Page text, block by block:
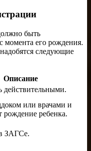
быть
момента его рождения.
следующие
Описание
или врачами и
рождение ребенка.
ЗАГСе.